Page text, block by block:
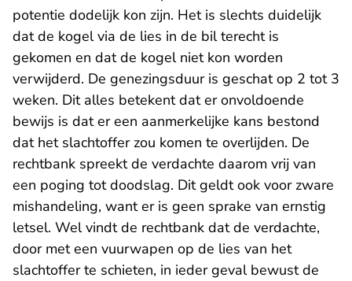
potentie dodelijk kon zijn. Het is slechts duidelijk
dat de kogel via de lies in de bil terecht is
gekomen en dat de kogel niet kon worden
verwijderd. De genezingsduur is geschat op 2 tot 3
weken. Dit alles betekent dat er onvoldoende
bewijs is dat er een aanmerkelijke kans bestond
dat het slachtoffer zou komen te overlijden. De
rechtbank spreekt de verdachte daarom vrij van
een poging tot doodslag. Dit geldt ook voor zware
mishandeling, want er is geen sprake van ernstig
letsel. Wel vindt de rechtbank dat de verdachte,
door met een vuurwapen op de lies van het
slachtoffer te schieten, in ieder geval bewust de